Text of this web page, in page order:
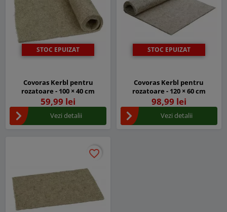
STOC EPUIZAT
Covoras Kerbl pentru
rozatoare - 100 × 40 cm
59,99 lei
Vezi detalii
STOC EPUIZAT
Covoras Kerbl pentru
rozatoare - 120 × 60 cm
98,99 lei
Vezi detalii
favorite_border
favorite_border